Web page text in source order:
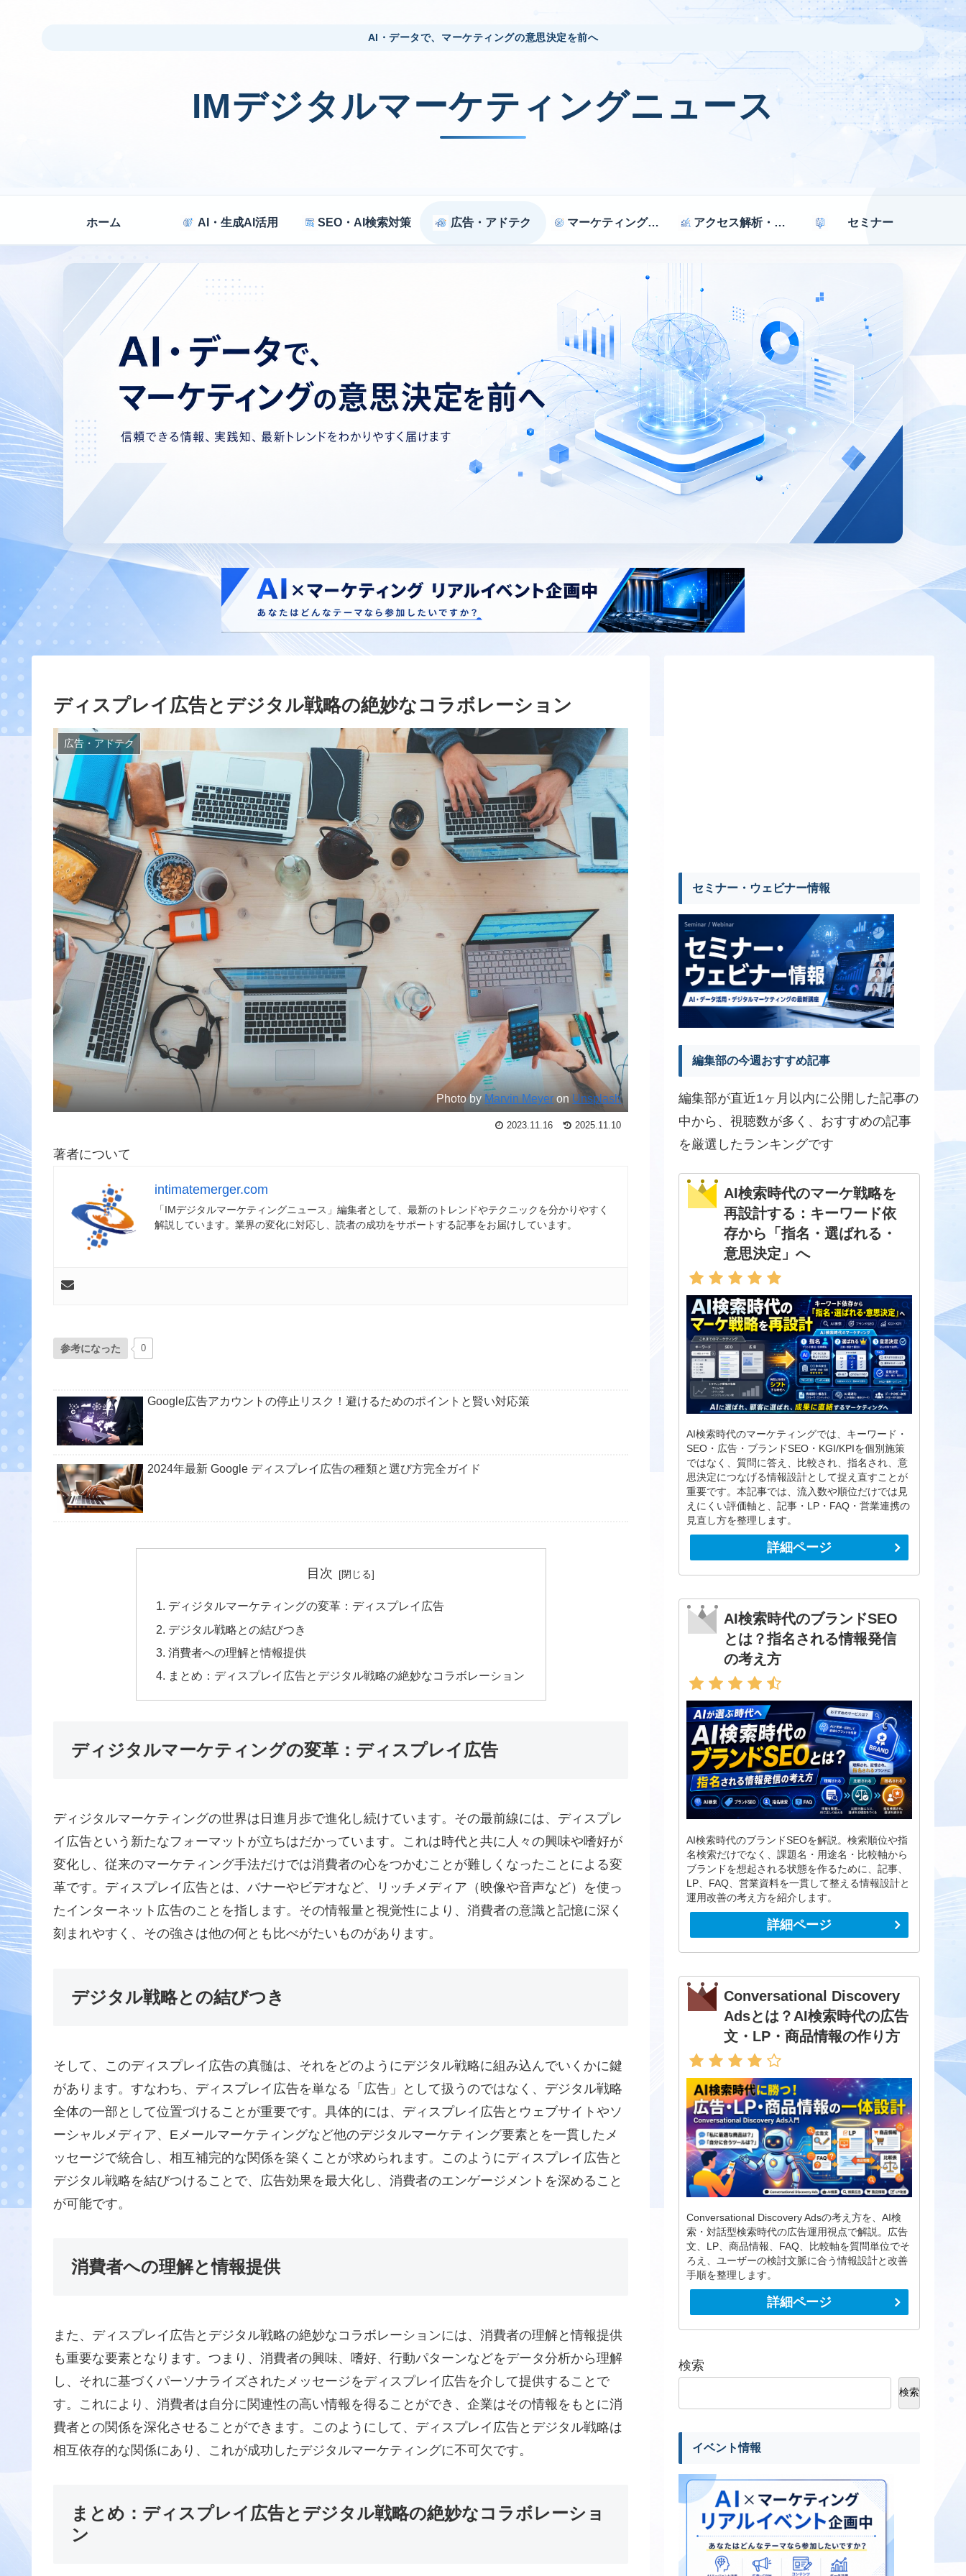
AI・データで、マーケティングの意思決定を前へ
IMデジタルマーケティングニュース
ホーム AI・生成AI活用 SEO・AI検索対策 広告・アドテク マーケティング戦略 アクセス解析・効果測定 セミナー
ディスプレイ広告とデジタル戦略の絶妙なコラボレーション
広告・アドテク
Photo by Marvin Meyer on Unsplash
2023.11.16 2025.11.10
著者について
intimatemerger.com
「IMデジタルマーケティングニュース」編集者として、最新のトレンドやテクニックを分かりやすく
解説しています。業界の変化に対応し、読者の成功をサポートする記事をお届けしています。
参考になった 0
Google広告アカウントの停止リスク！避けるためのポイントと賢い対応策
2024年最新 Google ディスプレイ広告の種類と選び方完全ガイド
目次
ディジタルマーケティングの変革：ディスプレイ広告
デジタル戦略との結びつき
消費者への理解と情報提供
まとめ：ディスプレイ広告とデジタル戦略の絶妙なコラボレーション
ディジタルマーケティングの変革：ディスプレイ広告
ディジタルマーケティングの世界は日進月歩で進化し続けています。その最前線には、ディスプレ
イ広告という新たなフォーマットが立ちはだかっています。これは時代と共に人々の興味や嗜好が
変化し、従来のマーケティング手法だけでは消費者の心をつかむことが難しくなったことによる変
革です。ディスプレイ広告とは、バナーやビデオなど、リッチメディア（映像や音声など）を使っ
たインターネット広告のことを指します。その情報量と視覚性により、消費者の意識と記憶に深く
刻まれやすく、その強さは他の何とも比べがたいものがあります。
デジタル戦略との結びつき
そして、このディスプレイ広告の真髄は、それをどのようにデジタル戦略に組み込んでいくかに鍵
があります。すなわち、ディスプレイ広告を単なる「広告」として扱うのではなく、デジタル戦略
全体の一部として位置づけることが重要です。具体的には、ディスプレイ広告とウェブサイトやソ
ーシャルメディア、Eメールマーケティングなど他のデジタルマーケティング要素とを一貫したメ
ッセージで統合し、相互補完的な関係を築くことが求められます。このようにディスプレイ広告と
デジタル戦略を結びつけることで、広告効果を最大化し、消費者のエンゲージメントを深めること
が可能です。
消費者への理解と情報提供
また、ディスプレイ広告とデジタル戦略の絶妙なコラボレーションには、消費者の理解と情報提供
も重要な要素となります。つまり、消費者の興味、嗜好、行動パターンなどをデータ分析から理解
し、それに基づくパーソナライズされたメッセージをディスプレイ広告を介して提供することで
す。これにより、消費者は自分に関連性の高い情報を得ることができ、企業はその情報をもとに消
費者との関係を深化させることができます。このようにして、ディスプレイ広告とデジタル戦略は
相互依存的な関係にあり、これが成功したデジタルマーケティングに不可欠です。
まとめ：ディスプレイ広告とデジタル戦略の絶妙なコラボレーショ
ン
セミナー・ウェビナー情報
編集部の今週おすすめ記事
編集部が直近1ヶ月以内に公開した記事の
中から、視聴数が多く、おすすめの記事
を厳選したランキングです
AI検索時代のマーケ戦略を
再設計する：キーワード依
存から「指名・選ばれる・
意思決定」へ
AI検索時代のマーケティングでは、キーワード・
SEO・広告・ブランドSEO・KGI/KPIを個別施策
ではなく、質問に答え、比較され、指名され、意
思決定につなげる情報設計として捉え直すことが
重要です。本記事では、流入数や順位だけでは見
えにくい評価軸と、記事・LP・FAQ・営業連携の
見直し方を整理します。
詳細ページ
AI検索時代のブランドSEO
とは？指名される情報発信
の考え方
AI検索時代のブランドSEOを解説。検索順位や指
名検索だけでなく、課題名・用途名・比較軸から
ブランドを想起される状態を作るために、記事、
LP、FAQ、営業資料を一貫して整える情報設計と
運用改善の考え方を紹介します。
詳細ページ
Conversational Discovery
Adsとは？AI検索時代の広告
文・LP・商品情報の作り方
Conversational Discovery Adsの考え方を、AI検
索・対話型検索時代の広告運用視点で解説。広告
文、LP、商品情報、FAQ、比較軸を質問単位でそ
ろえ、ユーザーの検討文脈に合う情報設計と改善
手順を整理します。
詳細ページ
検索
検索
イベント情報